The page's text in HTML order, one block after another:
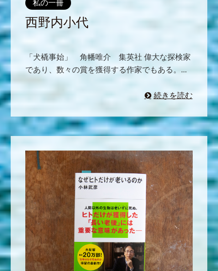
私の一冊
西野内小代
「犬橇事始」 角幡唯介 集英社 偉大な探検家
であり、数々の賞を獲得する作家でもある。...
続きを読む